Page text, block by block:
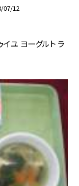
07/12
ユ ヨーグルト ラ